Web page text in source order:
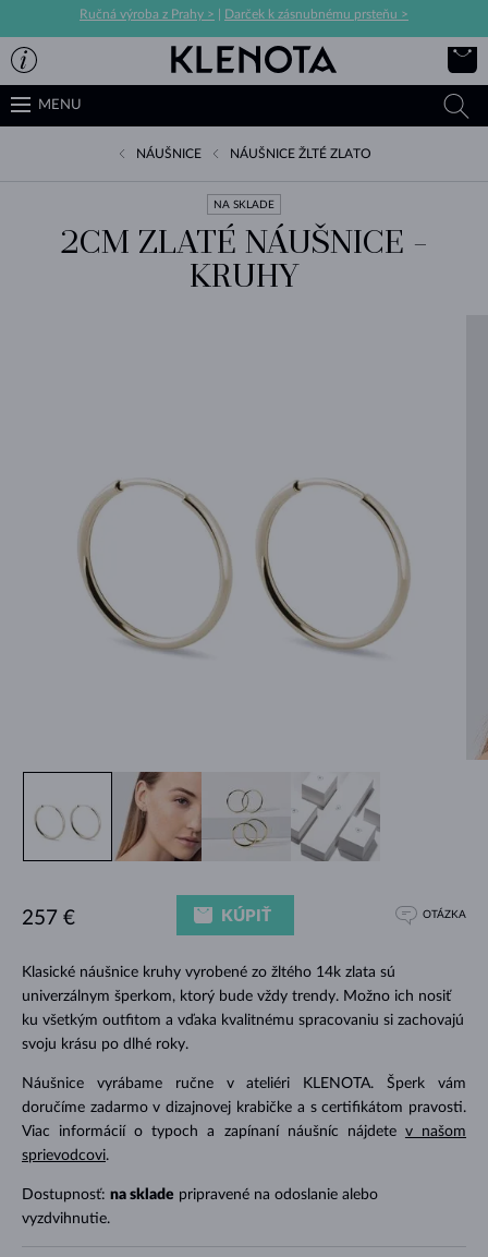
Ručná výroba z Prahy > Darček k zásnubnému prsteňu >
MENU
NÁUŠNICE NÁUŠNICE ŽLTÉ ZLATO
NA SKLADE
2CM ZLATÉ NÁUŠNICE -
KRUHY
Klasické náušnice kruhy vyrobené zo žltého 14k zlata sú
univerzálnym šperkom, ktorý bude vždy trendy. Možno ich nosiť
ku všetkým outfitom a vďaka kvalitnému spracovaniu si zachovajú
svoju krásu po dlhé roky.
Náušnice vyrábame ručne v ateliéri KLENOTA. Šperk vám
doručíme zadarmo v dizajnovej krabičke a s certifikátom pravosti.
Viac informácií o typoch a zapínaní náušníc nájdete v našom
sprievodcovi.
Dostupnosť: na sklade pripravené na odoslanie alebo
vyzdvihnutie.
257 € KÚPIŤ OTÁZKA